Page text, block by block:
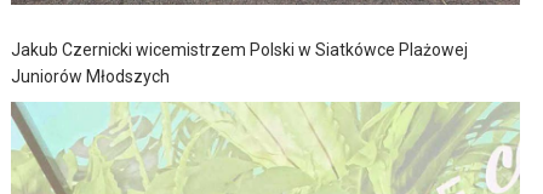
Jakub Czernicki wicemistrzem Polski w Siatkówce Plażowej
Juniorów Młodszych